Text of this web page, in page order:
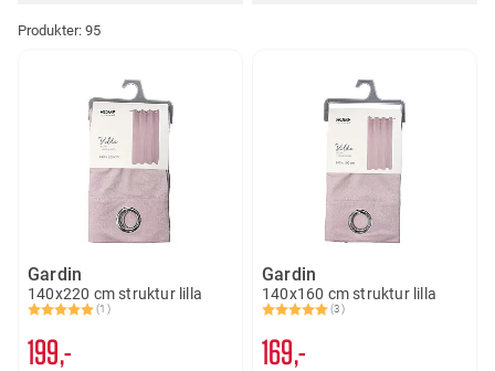
Produkter: 95
Gardin
140x220 cm struktur lilla
Karakter:
(1)
5.0 av 5 mulige
199,-
Gardin
140x160 cm struktur lilla
Karakter:
(3)
5.0 av 5 mulige
169,-